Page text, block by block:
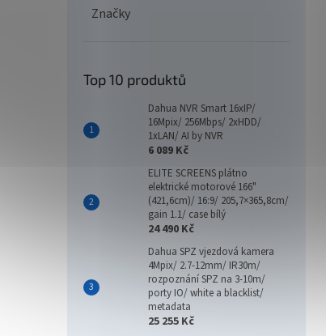
Značky
Top 10 produktů
Dahua NVR Smart 16xIP/
16Mpix/ 256Mbps/ 2xHDD/
1xLAN/ AI by NVR
6 089 Kč
ELITE SCREENS plátno
elektrické motorové 166"
(421,6cm)/ 16:9/ 205,7×365,8cm/
gain 1.1/ case bílý
24 490 Kč
Dahua SPZ vjezdová kamera
4Mpix/ 2.7-12mm/ IR30m/
rozpoznání SPZ na 3-10m/
porty IO/ white a blacklist/
metadata
25 255 Kč